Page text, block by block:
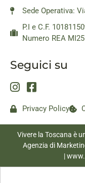
Sede Operativa:
P.I e C.F.
Numero REA
Seguici su
Privacy Policy
Vivere la Toscana è
Agenzia di
|